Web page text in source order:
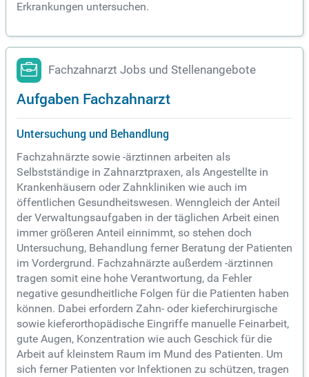
Erkrankungen untersuchen.
Fachzahnarzt Jobs und Stellenangebote
Aufgaben Fachzahnarzt
Untersuchung und Behandlung
Fachzahnärzte sowie -ärztinnen arbeiten als
Selbstständige in Zahnarztpraxen, als Angestellte in
Krankenhäusern oder Zahnkliniken wie auch im
öffentlichen Gesundheitswesen. Wenngleich der Anteil
der Verwaltungsaufgaben in der täglichen Arbeit einen
immer größeren Anteil einnimmt, so stehen doch
Untersuchung, Behandlung ferner Beratung der Patienten
im Vordergrund. Fachzahnärzte außerdem -ärztinnen
tragen somit eine hohe Verantwortung, da Fehler
negative gesundheitliche Folgen für die Patienten haben
können. Dabei erfordern Zahn- oder kieferchirurgische
sowie kieferorthopädische Eingriffe manuelle Feinarbeit,
gute Augen, Konzentration wie auch Geschick für die
Arbeit auf kleinstem Raum im Mund des Patienten. Um
sich ferner Patienten vor Infektionen zu schützen, tragen